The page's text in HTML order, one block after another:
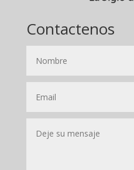
Contactenos